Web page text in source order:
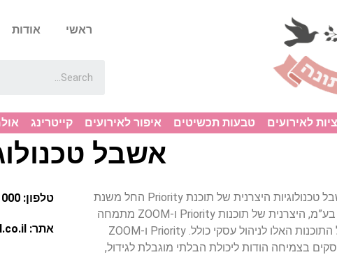
ראשי אודות
לאירועים טבעות תכשיטים איפור לאירועים קייטרינג
אשבל
03-9251000 חברת אשבל טכנולוגיות היצרנית של תוכנת Priority החל משנת
1986. אשבל טכנולוגיות בע”מ, היצרנית של תוכנות Priority ו-ZOOM מתמחה
בפיתוח, שיווק ויישום של התוכנות האלו לניהול עסקי כולל. Priority ו-ZOOM
בצמיחה הודות ליכולת הבלתי מוגבלת לגידול,
טלפון: 03-9251000
אתר: http://www.eshbel.co.il/